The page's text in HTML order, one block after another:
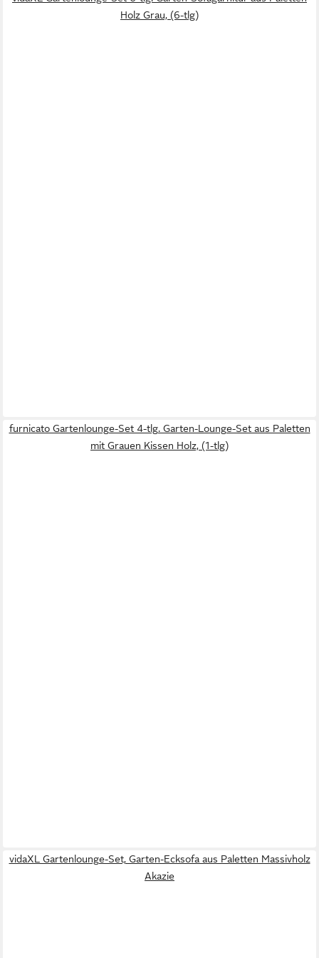
Holz Grau, (6-tlg)
furnicato Gartenlounge-Set 4-tlg. Garten-Lounge-Set aus Paletten
mit Grauen Kissen Holz, (1-tlg)
vidaXL Gartenlounge-Set, Garten-Ecksofa aus Paletten Massivholz
Akazie